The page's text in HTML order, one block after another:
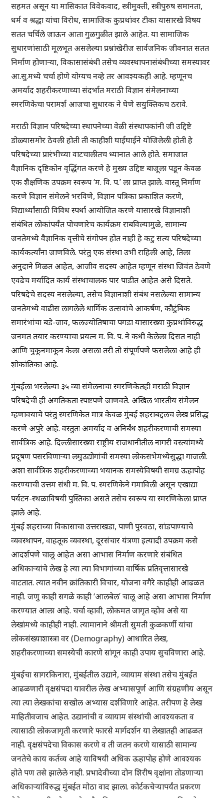
सहमत असून या मासिकात विवेकवाद, स्त्रीमुक्ती, स्त्रीपुरुष समानता,
धर्म व श्रद्धा यांचा विरोध, सामाजिक कुप्रथांवर टीका यासारखे विषय
सतत चर्चिले जाऊन आता गुळगुळीत झाले आहेत. या सामाजिक
सुधारणांसाठी मूलभूत असलेल्या प्रश्नांखेरीज सार्वजनिक जीवनात सतत
निर्माण होणाऱ्या, विकासासंबंधी तसेच व्यवस्थापनासंबंधीच्या समस्यावर
आ.सु.मध्ये चर्चा होणे योग्यच नव्हे तर आवश्यकही आहे. म्हणूनच
अमर्याद शहरीकरणाच्या संदर्भात मराठी विज्ञान संमेलनाच्या
स्मरणिकेचा परामर्श आजचा सुधारक ने घेणे सयुक्तिकच ठरावे.
मराठी विज्ञान परिषदेच्या स्थापनेच्या वेळी संस्थापकांनी जी उद्दिष्टे
डोळ्यासमोर ठेवली होती ती काहीशी घाईघाईने योजिलेली होती हे
परिषदेच्या प्रारंभीच्या वाटचालीतच ध्यानात आले होते. समाजात
वैज्ञानिक दृष्टिकोन वृद्धिंगत करणे हे मुख्य उद्दिष्ट बाजूला पडून केवळ
एक शैक्षणिक उपक्रम स्वरूप ‘म. वि. प.’ ला प्राप्त झाले. वास्तू निर्माण
करणे विज्ञान संमेलने भरविणे, विज्ञान पत्रिका प्रकाशित करणे,
विद्यार्थ्यांसाठी विविध स्पर्धा आयोजित करणे यासारखे विज्ञानाशी
संबंधित लोकांपर्यंत पोचणारेच कार्यक्रम राबविल्यामुळे, सामान्य
जनतेमध्ये वैज्ञानिक वृत्तीचे संगोपन होत नाही हे कटु सत्य परिषदेच्या
कार्यकर्त्यांना जाणविले. परंतु एक संस्था उभी राहिली आहे, तिला
अनुदाने मिळत आहेत, आजीव सदस्य आहेत म्हणून संस्था जिवंत ठेवणे
एवढेच मर्यादित कार्य संस्थाचालक पार पाडीत आहेत असे दिसते.
परिषदेचे सदस्य नसलेल्या, तसेच विज्ञानाशी संबंध नसलेल्या सामान्य
जनतेमध्ये वाढीस लागलेले धार्मिक उत्सवांचे आकर्षण, कौटुंबिक
समारंभांचा बडे-जाव, फलज्योतिषाचा पगडा यासारख्या कुप्रथांविरुद्ध
जनमत तयार करण्याचा प्रयत्न म. वि. प. ने कधी केलेला दिसत नाही
आणि चुकूनमाकून केला असला तरी तो संपूर्णपणे फसलेला आहे ही
शोकांतिका आहे.
मुंबईला भरलेल्या ३५ व्या संमेलनाचा स्मरणिकेतही मराठी विज्ञान
परिषदेची ही अगतिकता स्पष्टपणे जाणवते. अखिल भारतीय संमेलन
म्हणावयाचे परंतु स्मरणिकेत मात्र केवळ मुंबई शहराबद्दलच लेख प्रसिद्ध
करणे अपुरे आहे. वस्तुतः अमर्याद व अनिर्बंध शहरीकरणाची समस्या
सार्वत्रिक आहे. दिल्लीसारख्या राष्ट्रीय राजधानीतील नागरी वस्त्यांमध्ये
प्रदूषण पसरविणाऱ्या लघुउद्योगांची समस्या लोकसभेमध्येसुद्धा गाजली.
अशा सार्वत्रिक शहरीकरणाच्या भयानक समस्येविषयी समग्र ऊहापोह
करण्याची उत्तम संधी म. वि. प. स्मरणिकेने गमाविली असून एखाद्या
पर्यटन-स्थळाविषयी पुस्तिका असते तसेच स्वरूप या स्मरणिकेला प्राप्त
झाले आहे.
मुंबई शहराच्या विकासाचा उत्तराखडा, पाणी पुरवठा, सांडपाण्याचे
व्यवस्थापन, वाहतूक व्यवस्था, दूरसंचार यंत्रणा इत्यादी उपक्रम कसे
आदर्शपणे चालू आहेत असा आभास निर्माण करणारे संबंधित
अधिकाऱ्यांचे लेख हे त्या त्या विभागांच्या वार्षिक प्रतिवृत्तासारखे
वाटतात. त्यात नवीन क्रांतिकारी विचार, योजना वगैरे काहीही आढळत
नाही. जणु काही सगळे काही ‘आलबेल’ चालू आहे असा आभास निर्माण
करण्यात आला आहे. चर्चा व्हावी, लोकमत जागृत व्होव असे या
लेखांमध्ये काहीही नाही. त्यामानाने श्रीमती सुमती कुळकर्णी यांचा
लोकसंख्याशास्त्रा वर (Demography) आधारित लेख,
शहरीकरणाच्या समस्येची कारणे सांगून काही उपाय सुचविणारा आहे.
मुंबईचा सागरकिनारा, मुंबईतील उद्याने, व्यायाम संस्था तसेच मुंबईत
आढळणारी वृक्षसंपदा यावरील लेख अभ्यासपूर्ण आणि संग्रहणीय असून
त्या त्या लेखकांचा सखोल अभ्यास दर्शविणारे आहेत. तरीपण हे लेख
माहितीवजाच आहेत. उद्यानांची व व्यायाम संस्थांची आवश्यकता व
त्यासाठी लोकजागृती करणारे फारसे मार्गदर्शन या लेखातही आढळत
नाही. वृक्षसंपदेचा विकास करणे व ती जतन करणे यासाठी सामान्य
जनतेचे काय कर्तव्य आहे याविषयी अधिक ऊहापोह होणे आवश्यक
होते पण तसे झालेले नाही. प्रभादेवीच्या दोन शिरीष वृक्षांना तोडणाऱ्या
अधिकाऱ्यांविरुद्ध मुंबईत मोठा वाद झाला. कोर्टकचेऱ्यापर्यंत प्रकरण